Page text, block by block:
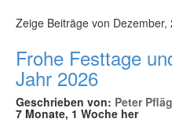
Zeige Beiträge von Dezember,
Frohe Festtage
Jahr 2026
Geschrieben von: Peter
7 Monate, 1 Woche her